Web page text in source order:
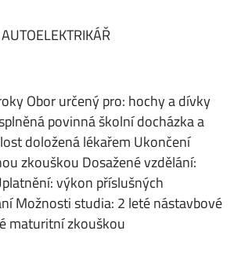
Obor určený pro: hochy a dívky
povinná školní docházka a
doložená lékařem Ukončení
zkouškou Dosažené vzdělání:
výkon příslušných
Možnosti studia: 2 leté nástavbové
maturitní zkouškou